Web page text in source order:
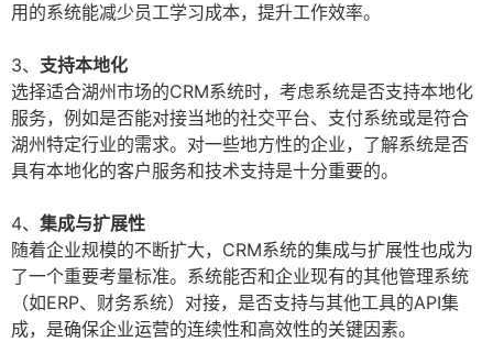
用的系统能减少员工学习成本，提升工作效率。
3、 支持本地化
选择适合湖州市场的CRM系统时，考虑系统是否支持本地化
服务，例如是否能对接当地的社交平台、支付系统或是符合
湖州特定行业的需求。对一些地方性的企业，了解系统是否
具有本地化的客户服务和技术支持是十分重要的。
4、 集成与扩展性
随着企业规模的不断扩大，CRM系统的集成与扩展性也成为
了一个重要考量标准。系统能否和企业现有的其他管理系统
（如ERP、财务系统）对接，是否支持与其他工具的API集
成，是确保企业运营的连续性和高效性的关键因素。